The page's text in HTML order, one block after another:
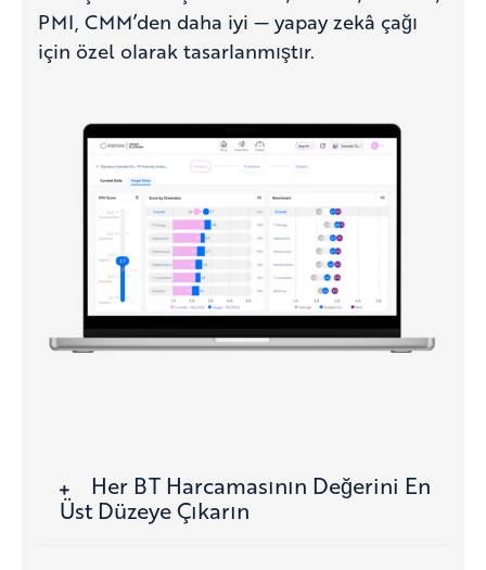
PMI, CMM’den daha iyi — yapay zekâ çağı
için özel olarak tasarlanmıştır.
Her BT Harcamasının Değerini En
Üst Düzeye Çıkarın